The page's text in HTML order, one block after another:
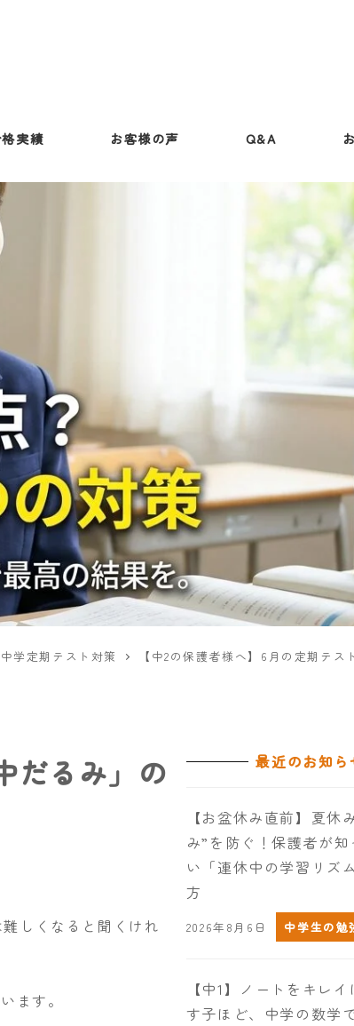
実績 お客様の声 Q&A
中学定期テスト対策
【中2の保護者様へ】6月の定期テス
だるみ」の
しくなると聞くけれ
ます。
最近のお知ら
【お盆休み直前】夏休
み”を防ぐ！保護者が
い「連休中の学習リズ
方
2026年8月6日 中学生の勉
【中1】ノートをキレ
す子ほど、中学の数学